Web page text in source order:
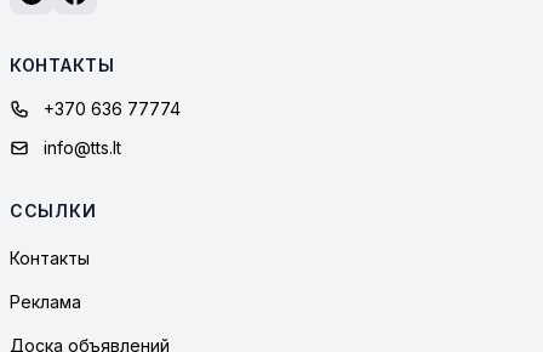
КОНТАКТЫ
+370 636 77774
info@tts.lt
ССЫЛКИ
Контакты
Реклама
Доска объявлений